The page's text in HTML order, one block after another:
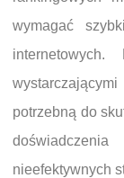
wymagać
potrzebną do
nieefektywnych